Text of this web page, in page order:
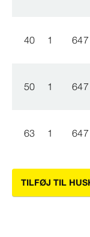
40 1
50 1
63 1
TILFØJ TIL